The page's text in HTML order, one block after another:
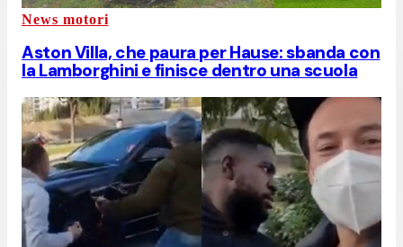
News motori
Aston Villa, che paura per Hause: sbanda con
la Lamborghini e finisce dentro una scuola